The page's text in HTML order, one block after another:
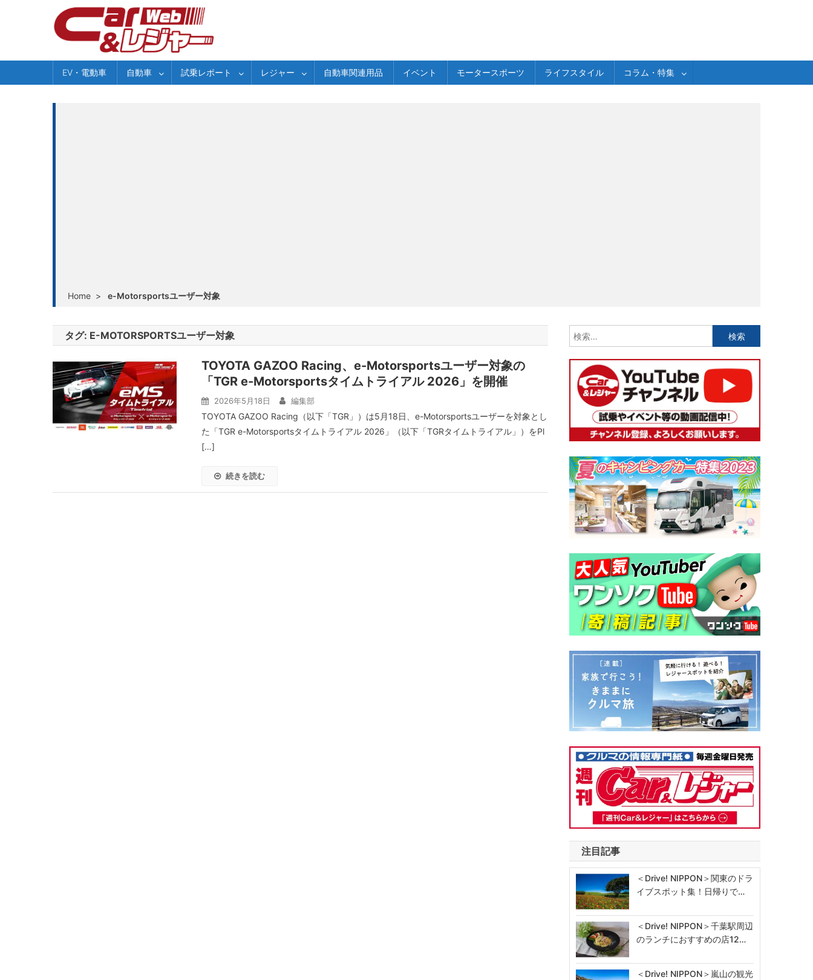
EV・電動車 自動車 試乗レポート レジャー 自動車関連用品 イベント モータースポーツ ライフスタイル コラム・特集
Home > e-Motorsportsユーザー対象
タグ: E-MOTORSPORTSユーザー対象
TOYOTA GAZOO Racing、e-Motorsportsユーザー対象の
「TGR e-Motorsportsタイムトライアル 2026」を開催
2026年5月18日 編集部
TOYOTA GAZOO Racing（以下「TGR」）は5月18日、e-Motorsportsユーザーを対象とし
た「TGR e-Motorsportsタイムトライアル 2026」（以下「TGRタイムトライアル」）をPl
[…]
続きを読む
索:
注目記事
＜Drive! NIPPON＞関東のドラ
イブスポット集！日帰りで…
＜Drive! NIPPON＞千葉駅周辺
のランチにおすすめの店12…
＜Drive! NIPPON＞嵐山の観光